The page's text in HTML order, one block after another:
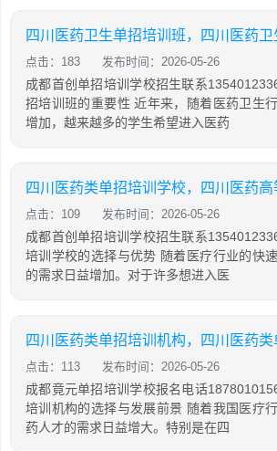
四川医药卫生单招培训班，四川医药
点击：183 发布时间：2026-05-26
成都首创单招培训学校招生联系
招培训班的重要性 近年来，随着医药卫生
增加，越来越多的学生希望进入医药
点击：109 发布时间：2026-05-26
成都首创单招培训学校招生联系
培训学校的选择与优势 随着医疗行业的快
的需求日益增加。对于许多想进入医
点击：113 发布时间：2026-05-26
成都竟元单招培训学校报名电话
培训机构的选择与发展前景 随着我国医疗
药人才的需求日益增大。特别是在四